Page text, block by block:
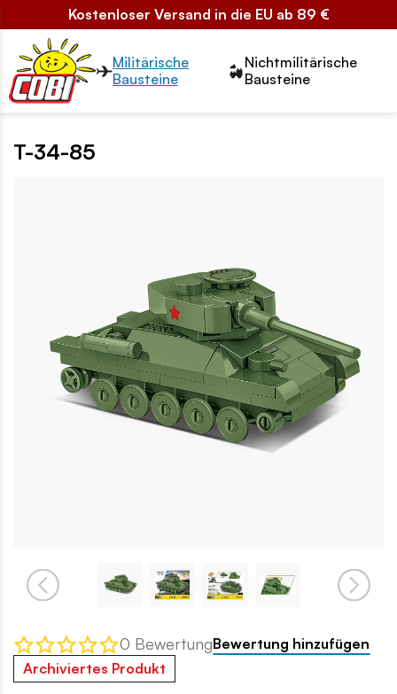
Kostenloser Versand in die EU ab 89 €
Przełącznik segmentów2
Militärische
Bausteine
Nichtmilitärische
Bausteine
T-34-85
0 BewertungBewertung hinzufügen
Archiviertes Produkt